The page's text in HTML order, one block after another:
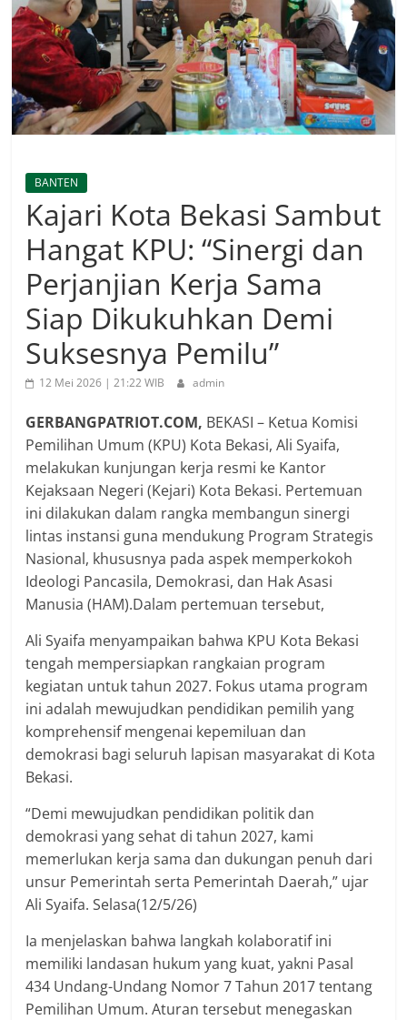
BANTEN
Kajari Kota Bekasi Sambut
Hangat KPU: “Sinergi dan
Perjanjian Kerja Sama
Siap Dikukuhkan Demi
Suksesnya Pemilu”
12 Mei 2026 | 21:22 WIB admin
GERBANGPATRIOT.COM, BEKASI – Ketua Komisi
Pemilihan Umum (KPU) Kota Bekasi, Ali Syaifa,
melakukan kunjungan kerja resmi ke Kantor
Kejaksaan Negeri (Kejari) Kota Bekasi. Pertemuan
ini dilakukan dalam rangka membangun sinergi
lintas instansi guna mendukung Program Strategis
Nasional, khususnya pada aspek memperkokoh
Ideologi Pancasila, Demokrasi, dan Hak Asasi
Manusia (HAM).Dalam pertemuan tersebut,
Ali Syaifa menyampaikan bahwa KPU Kota Bekasi
tengah mempersiapkan rangkaian program
kegiatan untuk tahun 2027. Fokus utama program
ini adalah mewujudkan pendidikan pemilih yang
komprehensif mengenai kepemiluan dan
demokrasi bagi seluruh lapisan masyarakat di Kota
Bekasi.
“Demi mewujudkan pendidikan politik dan
demokrasi yang sehat di tahun 2027, kami
memerlukan kerja sama dan dukungan penuh dari
unsur Pemerintah serta Pemerintah Daerah,” ujar
Ali Syaifa. Selasa(12/5/26)
Ia menjelaskan bahwa langkah kolaboratif ini
memiliki landasan hukum yang kuat, yakni Pasal
434 Undang-Undang Nomor 7 Tahun 2017 tentang
Pemilihan Umum. Aturan tersebut menegaskan